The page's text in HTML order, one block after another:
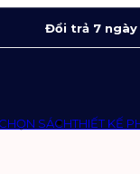
Đổi trả 7 ngày
CHỌN SÁCHTHIẾT KẾ